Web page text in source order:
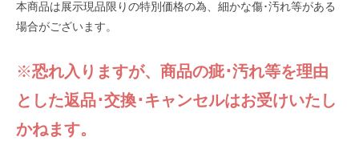
本商品は展示現品限りの特別価格の為、細かな傷･汚れ等がある
場合がございます。
※恐れ入りますが、商品の疵･汚れ等を理由
とした返品･交換･キャンセルはお受けいたし
かねます。